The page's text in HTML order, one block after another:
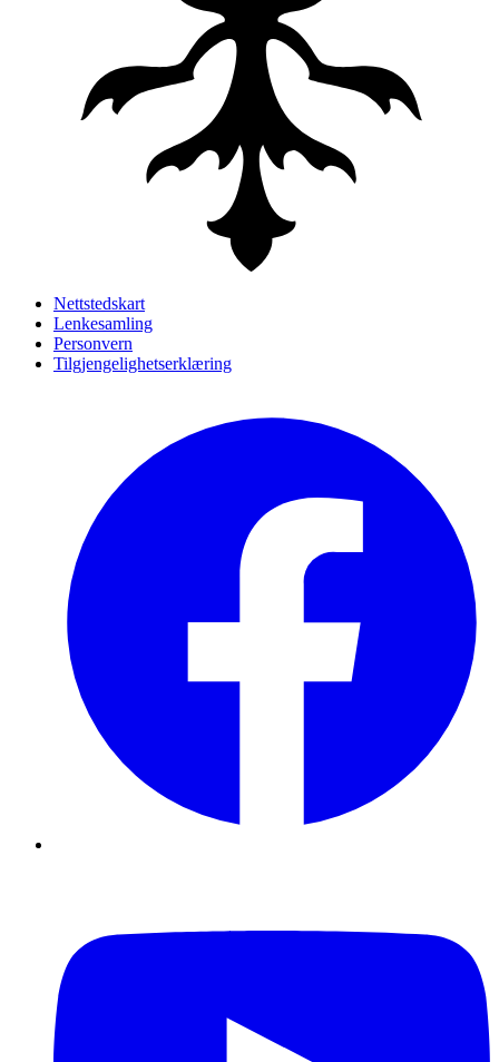
Nettstedskart
Lenkesamling
Personvern
Tilgjengelighetserklæring